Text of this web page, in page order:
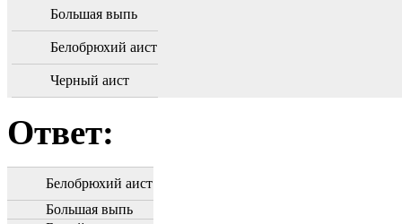
Большая выпь
Белобрюхий аист
Черный аист
Ответ:
Белобрюхий аист
Большая выпь